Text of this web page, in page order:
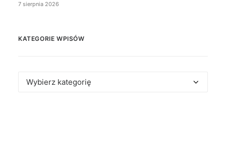
7 sierpnia 2026
KATEGORIE WPISÓW
Kategorie